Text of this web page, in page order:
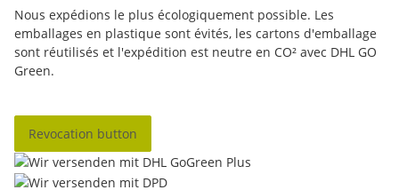
Nous expédions le plus écologiquement possible. Les
emballages en plastique sont évités, les cartons d'emballage
sont réutilisés et l'expédition est neutre en CO² avec DHL GO
Green.
Revocation button